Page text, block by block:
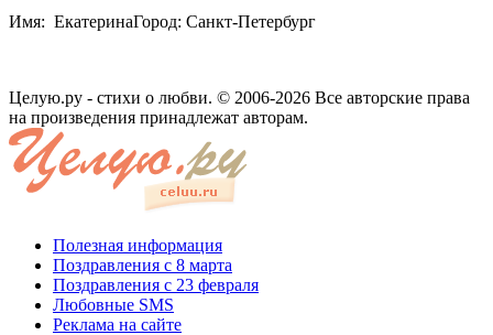
Имя: ЕкатеринаГород: Санкт-Петербург
Целую.ру - стихи о любви. © 2006-2026 Все авторские права
на произведения принадлежат авторам.
Полезная информация
Поздравления с 8 марта
Поздравления с 23 февраля
Любовные SMS
Реклама на сайте